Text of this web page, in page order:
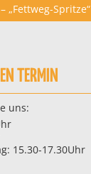
„Fettweg-Spritze“
TERMIN
uns:
15.30-17.30Uhr